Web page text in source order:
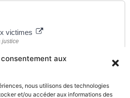
aux
nous utilisons des technologies
et/ou accéder aux informations des
victimes
justice
justice
justice